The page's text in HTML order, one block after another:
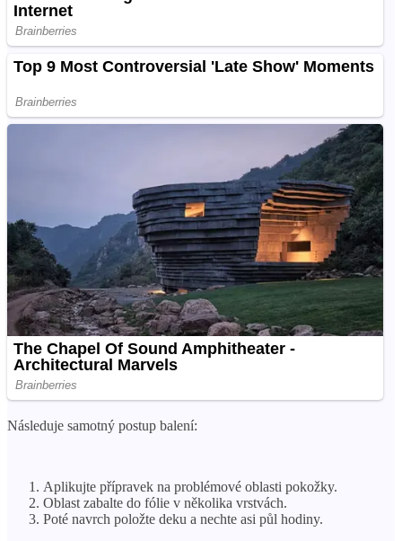
Následuje samotný postup balení:
Aplikujte přípravek na problémové oblasti pokožky.
Oblast zabalte do fólie v několika vrstvách.
Poté navrch položte deku a nechte asi půl hodiny.